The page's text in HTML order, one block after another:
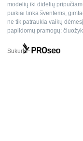
modelių iki didelių
puikiai tinka šventėms,
ne tik patraukia vaikų
papildomų pramogų:
Sukurta